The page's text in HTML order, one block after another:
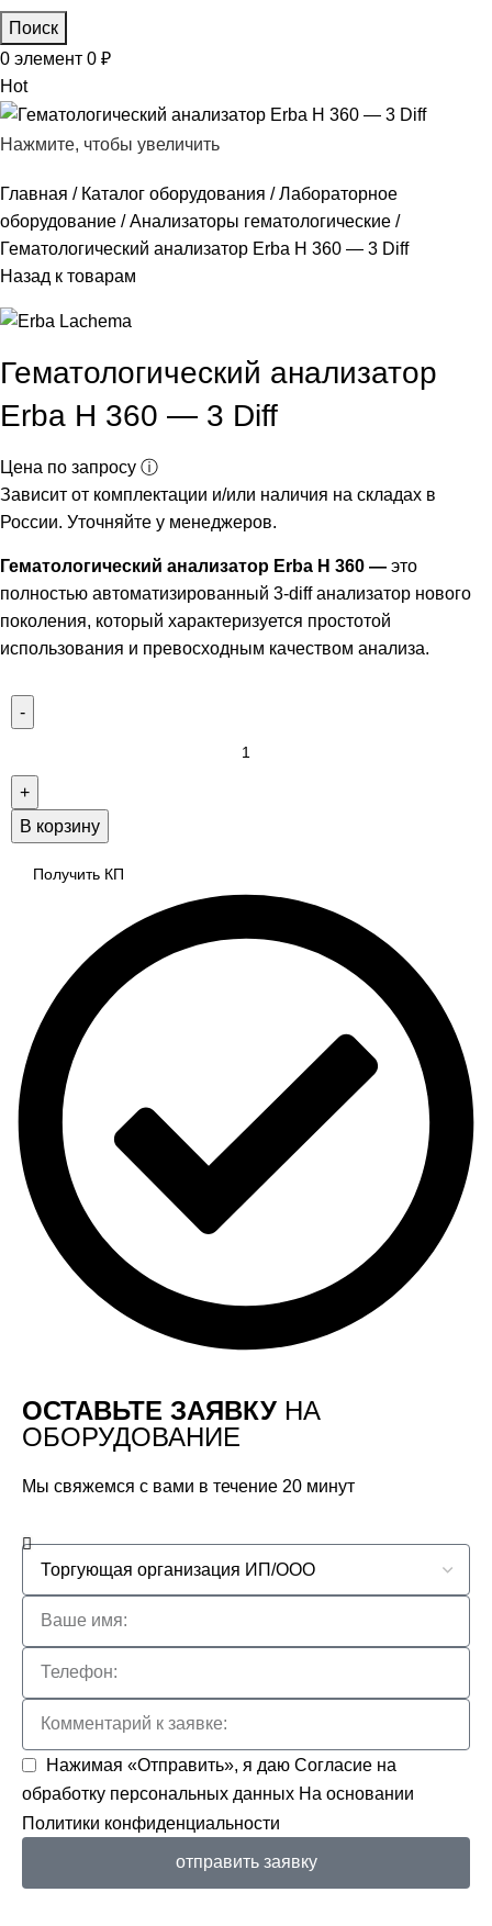
Поиск
0 элемент 0 ₽
Hot
Нажмите, чтобы увеличить
Главная Каталог оборудования
Лабораторное
оборудование
Анализаторы гематологические
Гематологический анализатор Erba H 360 — 3 Diff
Назад к товарам
Гематологический анализатор
Erba H 360 — 3 Diff
Цена по запросу ⓘ
Зависит от комплектации и/или наличия на складах в
России. Уточняйте у менеджеров.
Гематологический анализатор Erba H 360 — это
полностью автоматизированный 3-diff анализатор нового
поколения, который характеризуется простотой
использования и превосходным качеством анализа.
В корзину
Получить КП
ОСТАВЬТЕ ЗАЯВКУ НА
ОБОРУДОВАНИЕ
Мы свяжемся с вами в течение 20 минут
Нажимая «Отправить», я даю Согласие на
обработку персональных данных На основании
Политики конфиденциальности
отправить заявку